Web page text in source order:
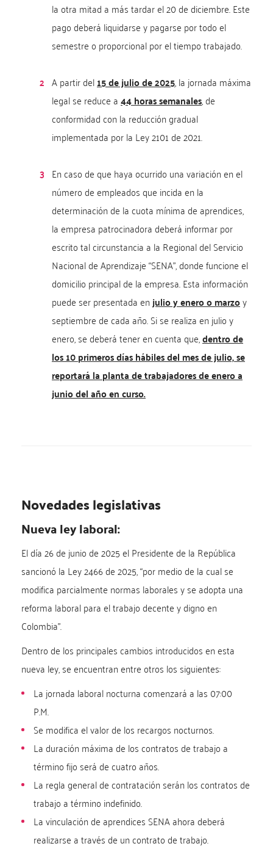
la otra mitad a más tardar el 20 de diciembre. Este
pago deberá liquidarse y pagarse por todo el
semestre o proporcional por el tiempo trabajado.
A partir del15 de julio de 2025, la jornada máxima
legal se reduce a44 horas semanales, de
conformidad con la reducción gradual
implementada por la Ley 2101 de 2021.
En caso de que haya ocurrido una variación en el
número de empleados que incida en la
determinación de la cuota mínima de aprendices,
la empresa patrocinadora deberá informar por
escrito tal circunstancia a la Regional del Servicio
Nacional de Aprendizaje “SENA”, donde funcione el
domicilio principal de la empresa. Esta información
puede ser presentada enjulio y enero o marzoy
septiembre de cada año. Si se realiza en julio y
enero, se deberá tener en cuenta que,dentro de
los 10 primeros días hábiles del mes de julio, se
reportará la planta de trabajadores de enero a
junio del año en curso.
Novedades legislativas
Nueva ley laboral:
El día 26 de junio de 2025 el Presidente de la República
sancionó la Ley 2466 de 2025, “por medio de la cual se
modifica parcialmente normas laborales y se adopta una
reforma laboral para el trabajo decente y digno en
Colombia”.
Dentro de los principales cambios introducidos en esta
nueva ley, se encuentran entre otros los siguientes:
La jornada laboral nocturna comenzará a las 07:00
P.M.
Se modifica el valor de los recargos nocturnos.
La duración máxima de los contratos de trabajo a
término fijo será de cuatro años.
La regla general de contratación serán los contratos de
trabajo a término indefinido.
La vinculación de aprendices SENA ahora deberá
realizarse a través de un contrato de trabajo.